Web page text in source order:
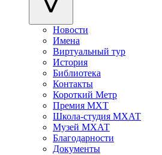
Новости
Имена
Виртуальный тур
История
Библиотека
Контакты
Короткий Метр
Премия МХТ
Школа-студия МХАТ
Музей МХАТ
Благодарности
Документы